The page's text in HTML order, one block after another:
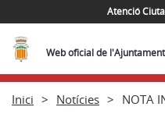
Atenció
Web oficial de
Inici Notícies NOTA